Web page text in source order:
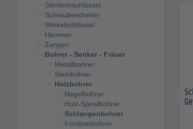
Stirnlochschlüssel
Schraubendreher
Winkelschlüssel
Hämmer
Zangen
Bohrer - Senker - Fräser
Metallbohrer
Steinbohrer
Holzbohrer
Nagelbohrer
Holz-Spiralbohrer
Schlangenbohrer
Forstnerbohrer